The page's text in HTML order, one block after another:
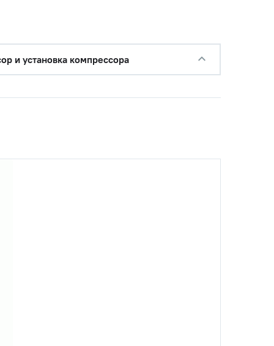
и установка компрессора
НДС
− + Купить